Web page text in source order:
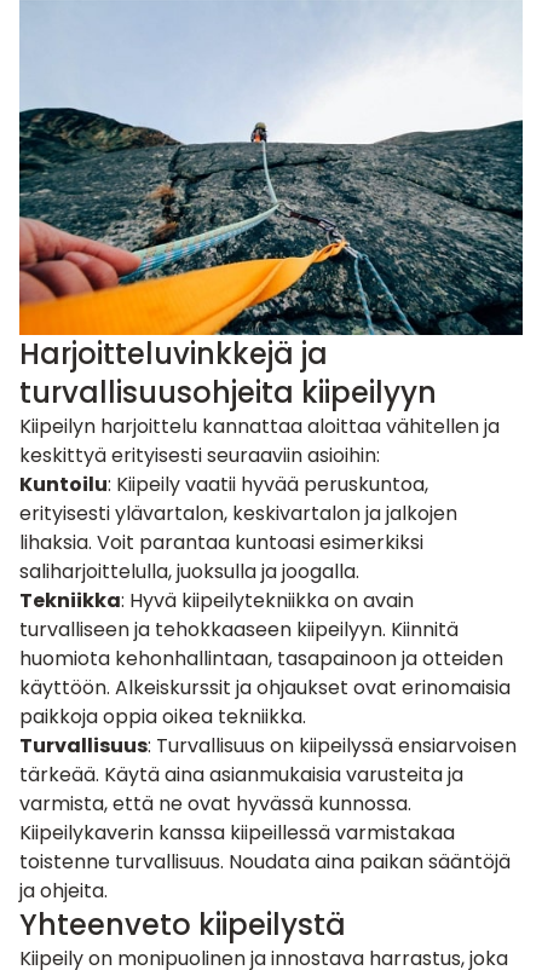
Harjoitteluvinkkejä ja
turvallisuusohjeita kiipeilyyn
Kiipeilyn harjoittelu kannattaa aloittaa vähitellen ja
keskittyä erityisesti seuraaviin asioihin:
Kuntoilu: Kiipeily vaatii hyvää peruskuntoa,
erityisesti ylävartalon, keskivartalon ja jalkojen
lihaksia. Voit parantaa kuntoasi esimerkiksi
saliharjoittelulla, juoksulla ja joogalla.
Tekniikka: Hyvä kiipeilytekniikka on avain
turvalliseen ja tehokkaaseen kiipeilyyn. Kiinnitä
huomiota kehonhallintaan, tasapainoon ja otteiden
käyttöön. Alkeiskurssit ja ohjaukset ovat erinomaisia
paikkoja oppia oikea tekniikka.
Turvallisuus: Turvallisuus on kiipeilyssä ensiarvoisen
tärkeää. Käytä aina asianmukaisia varusteita ja
varmista, että ne ovat hyvässä kunnossa.
Kiipeilykaverin kanssa kiipeillessä varmistakaa
toistenne turvallisuus. Noudata aina paikan sääntöjä
ja ohjeita.
Yhteenveto kiipeilystä
Kiipeily on monipuolinen ja innostava harrastus, joka